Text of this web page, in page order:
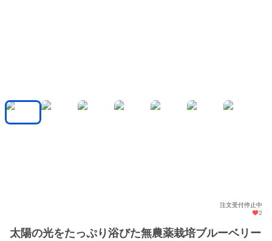
注文受付停止中
2
太陽の光をたっぷり浴びた無農薬栽培ブルーベリー